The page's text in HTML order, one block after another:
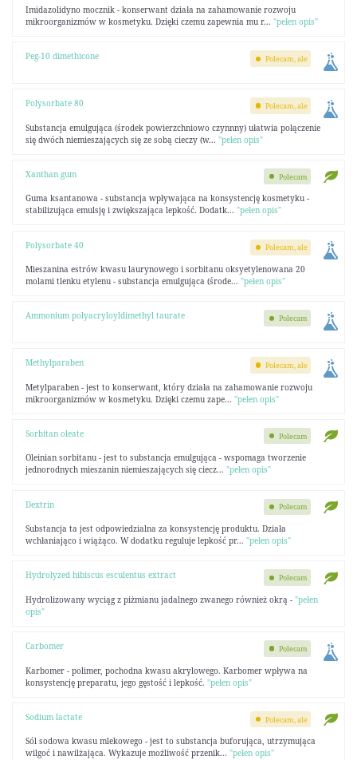
Imidazolidyno mocznik - konserwant działa na zahamowanie rozwoju
mikroorganizmów w kosmetyku. Dzięki czemu zapewnia mu r... "pełen opis"
Peg-10 dimethicone Polecam, ale
Polysorbate 80
Substancja emulgująca (środek powierzchniowo czynnny) ułatwia połączenie
się dwóch niemieszających się ze sobą cieczy (w... "pełen opis"
Polecam, ale
Xanthan gum
Guma ksantanowa - substancja wpływająca na konsystencję kosmetyku -
stabilizująca emulsję i zwiększająca lepkość. Dodatk... "pełen opis"
Polecam
Polysorbate 40
Mieszanina estrów kwasu laurynowego i sorbitanu oksyetylenowana 20
molami tlenku etylenu - substancja emulgująca (środe... "pełen opis"
Polecam, ale
Ammonium polyacryloyldimethyl taurate Polecam
Methylparaben
Metylparaben - jest to konserwant, który działa na zahamowanie rozwoju
mikroorganizmów w kosmetyku. Dzięki czemu zape... "pełen opis"
Polecam, ale
Sorbitan oleate
Oleinian sorbitanu - jest to substancja emulgująca - wspomaga tworzenie
jednorodnych mieszanin niemieszających się ciecz... "pełen opis"
Polecam
Dextrin
Substancja ta jest odpowiedzialna za konsystencję produktu. Działa
wchłaniająco i wiążąco. W dodatku reguluje lepkość pr... "pełen opis"
Polecam
Hydrolyzed hibiscus esculentus extract
Hydrolizowany wyciąg z piżmianu jadalnego zwanego również okrą - "pełen
opis"
Polecam
Carbomer
Karbomer - polimer, pochodna kwasu akrylowego. Karbomer wpływa na
konsystencję preparatu, jego gęstość i lepkość. "pełen opis"
Polecam
Sodium lactate
Sól sodowa kwasu mlekowego - jest to substancja buforująca, utrzymująca
wilgoć i nawilżająca. Wykazuje możliwość przenik... "pełen opis"
Polecam, ale